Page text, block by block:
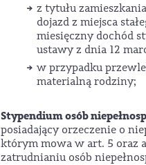
z tytułu
dojazd z miejsca
miesięczny dochód
ustawy z dnia 12
w przypadku
materialną rodziny;
Stypendium osób
posiadający orzeczenie o
którym mowa w art. 5 oraz
zatrudnianiu osób